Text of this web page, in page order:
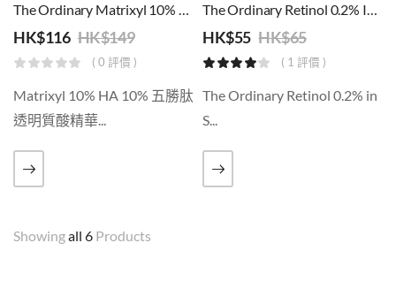
The Ordinary Matrixyl 10% + HA 10%五勝肽 透明質酸精華
HK$116 HK$149
( 0 評價 )
Matrixyl 10% HA 10% 五勝肽
透明質酸精華...
The Ordinary Retinol 0.2% In Squalane( 30ml )
HK$55 HK$65
( 1 評價 )
The Ordinary Retinol 0.2% in
S...
Showingall 6 Products